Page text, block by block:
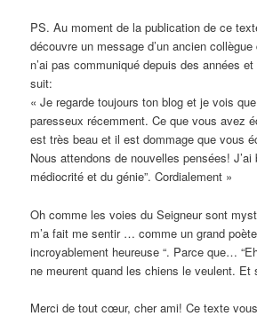
PS. Au moment de la publication de ce
découvre un message d’un ancien
n’ai pas communiqué depuis des années
suit:
« Je regarde toujours ton blog et je vois
paresseux récemment. Ce que vous avez
est très beau et il est dommage que vous
Nous attendons de nouvelles pensées! J’ai
médiocrité et du génie”. Cordialement »
Oh comme les voies du Seigneur sont
m’a fait me sentir … comme un grand
incroyablement heureuse “. Parce que…
ne meurent quand les chiens le veulent. Et
Merci de tout cœur, cher ami! Ce texte